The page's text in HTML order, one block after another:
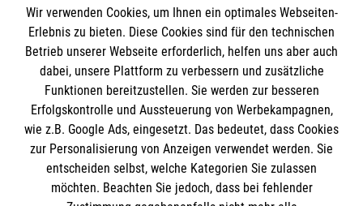
Allgemeine Geschäftsbedingungen
Impressum
Datenschutz
Malteser online
Malteser Campus
Wir verwenden Cookies, um Ihnen ein optimales Webseiten-
Erlebnis zu bieten. Diese Cookies sind für den technischen
Betrieb unserer Webseite erforderlich, helfen uns aber auch
dabei, unsere Plattform zu verbessern und zusätzliche
Funktionen bereitzustellen. Sie werden zur besseren
Erfolgskontrolle und Aussteuerung von Werbekampagnen,
wie z.B. Google Ads, eingesetzt. Das bedeutet, dass Cookies
zur Personalisierung von Anzeigen verwendet werden. Sie
entscheiden selbst, welche Kategorien Sie zulassen
möchten. Beachten Sie jedoch, dass bei fehlender